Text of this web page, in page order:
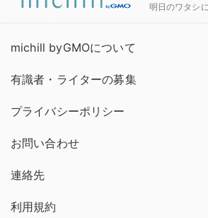
明日のワタシ
michill byGMOについて
有識者・ライターの募集
プライバシーポリシー
お問い合わせ
連絡先
利用規約